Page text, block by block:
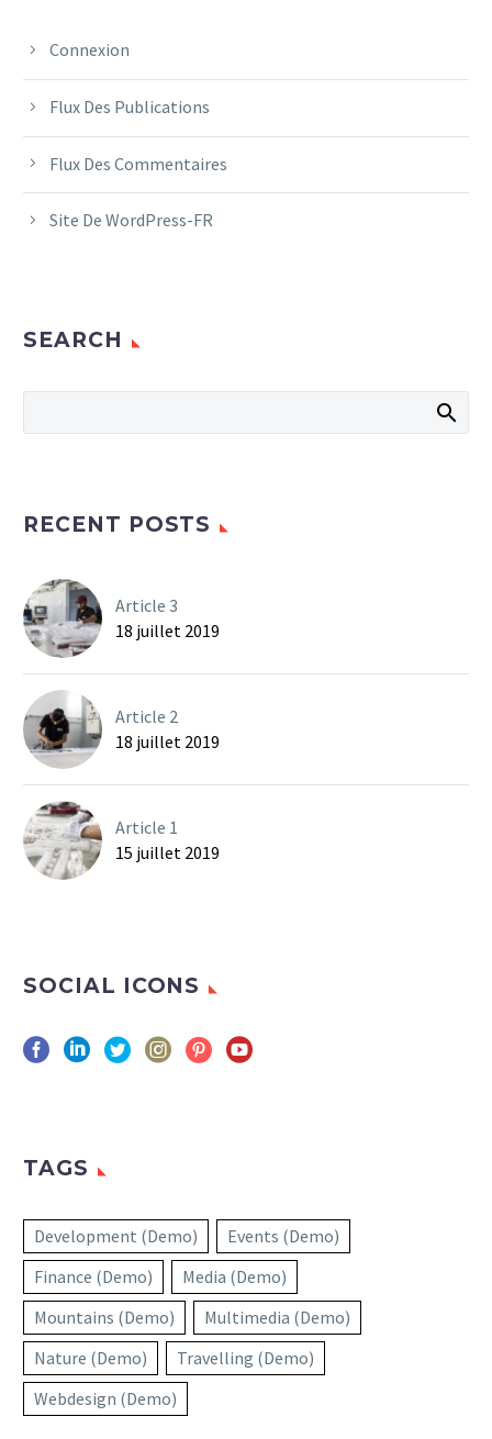
Connexion
Flux Des Publications
Flux Des Commentaires
Site De WordPress-FR
SEARCH
RECENT POSTS
Article 3
18 juillet 2019
Article 2
18 juillet 2019
Article 1
15 juillet 2019
SOCIAL ICONS
TAGS
Development (Demo)
Events (Demo)
Finance (Demo)
Media (Demo)
Mountains (Demo)
Multimedia (Demo)
Nature (Demo)
Travelling (Demo)
Webdesign (Demo)